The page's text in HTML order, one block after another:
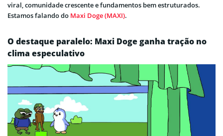
viral, comunidade crescente e fundamentos bem estruturados.
Estamos falando do Maxi Doge (MAXI).
O destaque paralelo: Maxi Doge ganha tração no
clima especulativo